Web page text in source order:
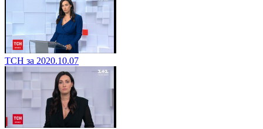
ТСН за 2020.10.07